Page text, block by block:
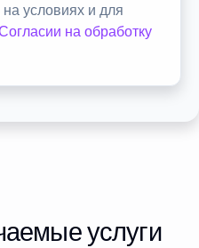
условиях и для
на обработку
услуги